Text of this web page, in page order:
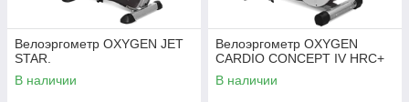
Велоэргометр OXYGEN JET
STAR.
В наличии
Велоэргометр OXYGEN
CARDIO CONCEPT IV HRC+
В наличии